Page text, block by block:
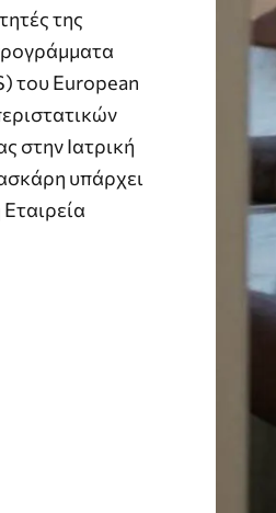
της
του European
στην Ιατρική
υπάρχει